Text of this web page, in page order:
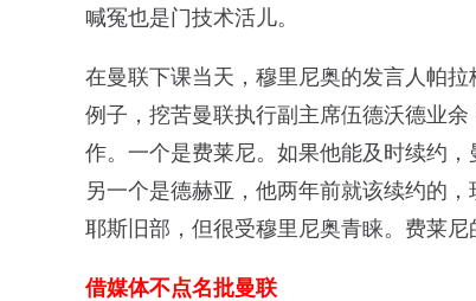
喊冤也是门技术活儿。
在曼联下课当天，穆里尼奥的发言人帕
例子，挖苦曼联执行副主席伍德沃德业
作。一个是费莱尼。如果他能及时续约
另一个是德赫亚，他两年前就该续约的
耶斯旧部，但很受穆里尼奥青睐。费莱尼
借媒体不点名批曼联